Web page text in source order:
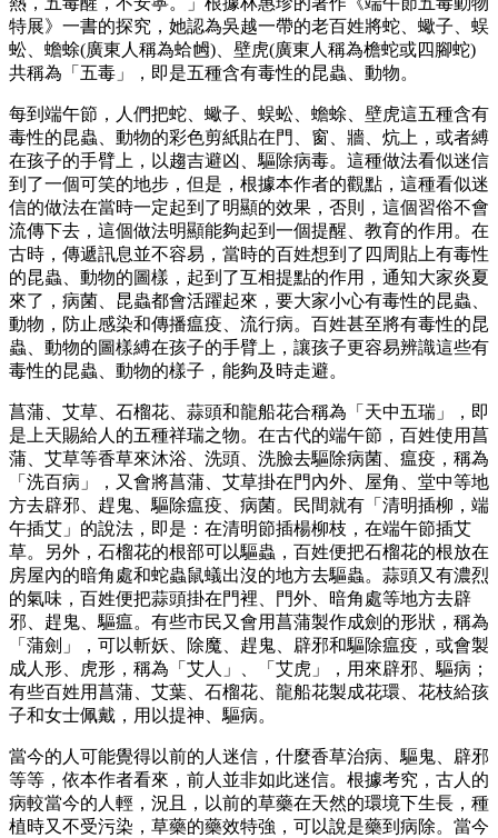
特展》一書的探究，她認為吳越一帶的老百姓將蛇、蠍子、蜈
蚣、蟾蜍(廣東人稱為蛤乸)、壁虎(廣東人稱為檐蛇或四腳蛇)
共稱為「五毒」，即是五種含有毒性的昆蟲、動物。
每到端午節，人們把蛇、蠍子、蜈蚣、蟾蜍、壁虎這五種含有
毒性的昆蟲、動物的彩色剪紙貼在門、窗、牆、炕上，或者縛
在孩子的手臂上，以趨吉避凶、驅除病毒。這種做法看似迷信
到了一個可笑的地步，但是，根據本作者的觀點，這種看似迷
信的做法在當時一定起到了明顯的效果，否則，這個習俗不會
流傳下去，這個做法明顯能夠起到一個提醒、教育的作用。在
古時，傳遞訊息並不容易，當時的百姓想到了四周貼上有毒性
的昆蟲、動物的圖樣，起到了互相提點的作用，通知大家炎夏
來了，病菌、昆蟲都會活躍起來，要大家小心有毒性的昆蟲、
動物，防止感染和傳播瘟疫、流行病。百姓甚至將有毒性的昆
蟲、動物的圖樣縛在孩子的手臂上，讓孩子更容易辨識這些有
毒性的昆蟲、動物的樣子，能夠及時走避。
菖蒲、艾草、石榴花、蒜頭和龍船花合稱為「天中五瑞」，即
是上天賜給人的五種祥瑞之物。在古代的端午節，百姓使用菖
蒲、艾草等香草來沐浴、洗頭、洗臉去驅除病菌、瘟疫，稱為
「洗百病」，又會將菖蒲、艾草掛在門內外、屋角、堂中等地
方去辟邪、趕鬼、驅除瘟疫、病菌。民間就有「清明插柳，端
午插艾」的說法，即是：在清明節插楊柳枝，在端午節插艾
草。另外，石榴花的根部可以驅蟲，百姓便把石榴花的根放在
房屋內的暗角處和蛇蟲鼠蟻出沒的地方去驅蟲。蒜頭又有濃烈
的氣味，百姓便把蒜頭掛在門裡、門外、暗角處等地方去辟
邪、趕鬼、驅瘟。有些市民又會用菖蒲製作成劍的形狀，稱為
「蒲劍」，可以斬妖、除魔、趕鬼、辟邪和驅除瘟疫，或會製
成人形、虎形，稱為「艾人」、「艾虎」，用來辟邪、驅病；
有些百姓用菖蒲、艾葉、石榴花、龍船花製成花環、花枝給孩
子和女士佩戴，用以提神、驅病。
當今的人可能覺得以前的人迷信，什麼香草治病、驅鬼、辟邪
等等，依本作者看來，前人並非如此迷信。根據考究，古人的
病較當今的人輕，況且，以前的草藥在天然的環境下生長，種
植時又不受污染，草藥的藥效特強，可以說是藥到病除。當今